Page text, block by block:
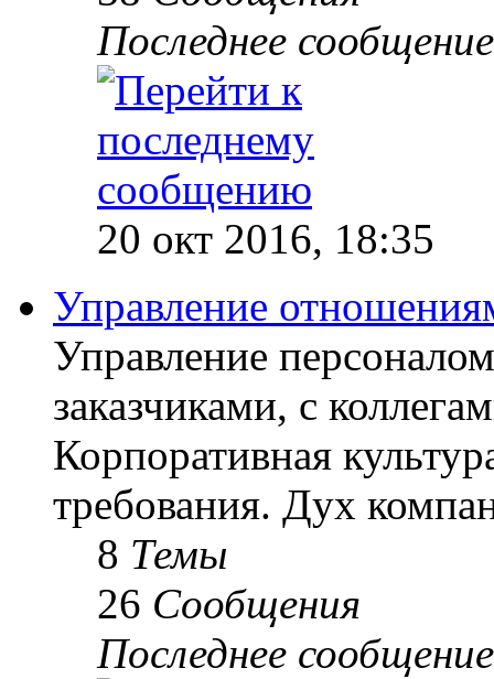
Последнее сообщение
20 окт 2016, 18:35
Управление
Управление
заказчиками, с
Корпоративная
требования. Дух
8 Темы
26 Сообщения
Последнее сообщение